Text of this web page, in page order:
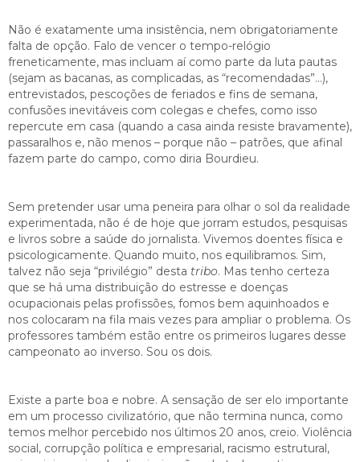
Não é exatamente uma insistência, nem obrigatoriamente
falta de opção. Falo de vencer o tempo-relógio
freneticamente, mas incluam aí como parte da luta pautas
(sejam as bacanas, as complicadas, as “recomendadas”…),
entrevistados, pescoções de feriados e fins de semana,
confusões inevitáveis com colegas e chefes, como isso
repercute em casa (quando a casa ainda resiste bravamente),
passaralhos e, não menos – porque não – patrões, que afinal
fazem parte do campo, como diria Bourdieu.
Sem pretender usar uma peneira para olhar o sol da realidade
experimentada, não é de hoje que jorram estudos, pesquisas
e livros sobre a saúde do jornalista. Vivemos doentes física e
psicologicamente. Quando muito, nos equilibramos. Sim,
talvez não seja “privilégio” desta tribo. Mas tenho certeza
que se há uma distribuição do estresse e doenças
ocupacionais pelas profissões, fomos bem aquinhoados e
nos colocaram na fila mais vezes para ampliar o problema. Os
professores também estão entre os primeiros lugares desse
campeonato ao inverso. Sou os dois.
Existe a parte boa e nobre. A sensação de ser elo importante
em um processo civilizatório, que não termina nunca, como
temos melhor percebido nos últimos 20 anos, creio. Violência
social, corrupção política e empresarial, racismo estrutural,